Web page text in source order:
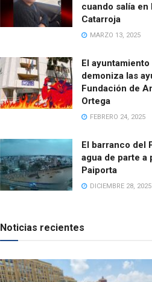
cuando salía en
Catarroja
MARZO 13, 2025
El
demoniza las
Fundación de
Ortega
FEBRERO 24, 2025
El barranco del
agua de parte a
Paiporta
DICIEMBRE 28, 2025
Noticias recientes